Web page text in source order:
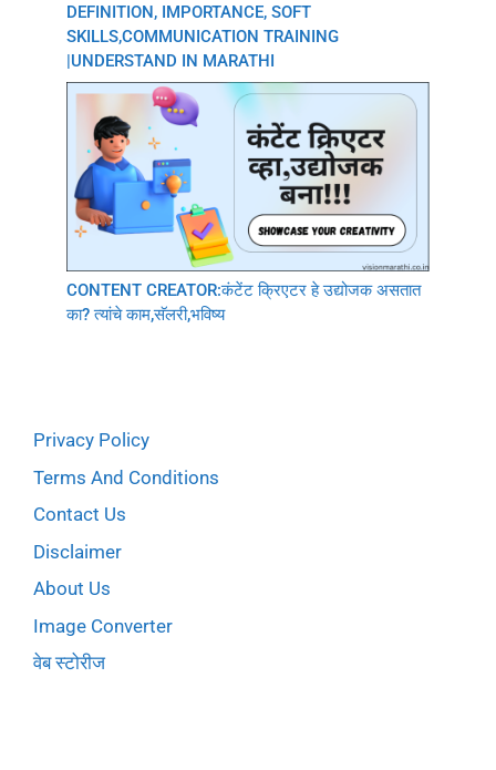
DEFINITION, IMPORTANCE, SOFT
SKILLS,COMMUNICATION TRAINING
|UNDERSTAND IN MARATHI
CONTENT CREATOR:कंटेंट क्रिएटर हे उद्योजक असतात
का? त्यांचे काम,सॅलरी,भविष्य
Privacy Policy
Terms And Conditions
Contact Us
Disclaimer
About Us
Image Converter
वेब स्टोरीज